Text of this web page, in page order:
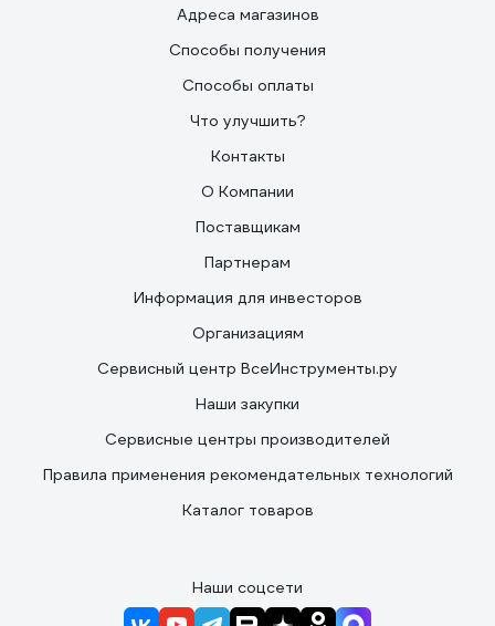
Адреса магазинов
Способы получения
Способы оплаты
Что улучшить?
Контакты
О Компании
Поставщикам
Партнерам
Информация для инвесторов
Организациям
Сервисный центр ВсеИнструменты.ру
Наши закупки
Сервисные центры производителей
Правила применения рекомендательных технологий
Каталог товаров
Наши соцсети